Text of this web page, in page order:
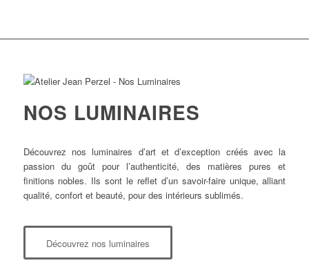
NOS LUMINAIRES
Découvrez nos luminaires d’art et d’exception créés avec la
passion du goût pour l’authenticité, des matières pures et
finitions nobles. Ils sont le reflet d’un savoir-faire unique, alliant
qualité, confort et beauté, pour des intérieurs sublimés.
Découvrez nos luminaires